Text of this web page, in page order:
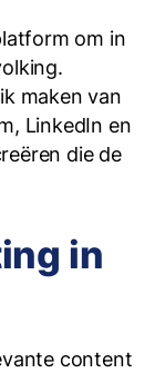
om in
maken van
LinkedIn en
die de
in
content